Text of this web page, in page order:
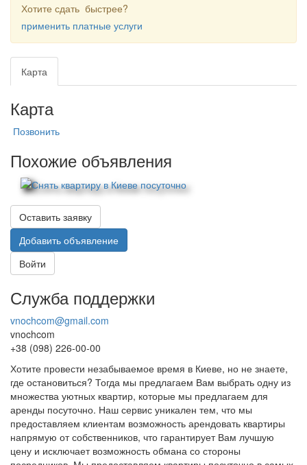
Хотите сдать быстрее?
применить платные услуги
Карта
Карта
Позвонить
Похожие объявления
Оставить заявку
Добавить объявление
Войти
Служба поддержки
vnochcom@gmail.com
vnochcom
+38 (098) 226-00-00
Хотите провести незабываемое время в Киеве, но не знаете,
где остановиться? Тогда мы предлагаем Вам выбрать одну из
множества уютных квартир, которые мы предлагаем для
аренды посуточно. Наш сервис уникален тем, что мы
предоставляем клиентам возможность арендовать квартиры
напрямую от собственников, что гарантирует Вам лучшую
цену и исключает возможность обмана со стороны